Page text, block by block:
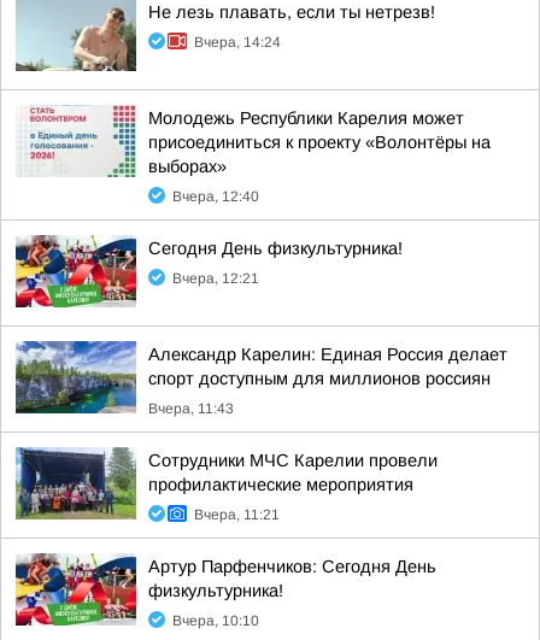
Не лезь плавать, если ты нетрезв!
Вчера, 14:24
Молодежь Республики Карелия может
присоединиться к проекту «Волонтёры на
выборах»
Вчера, 12:40
Сегодня День физкультурника!
Вчера, 12:21
Александр Карелин: Единая Россия делает
спорт доступным для миллионов россиян
Вчера, 11:43
Сотрудники МЧС Карелии провели
профилактические мероприятия
Вчера, 11:21
Артур Парфенчиков: Сегодня День
физкультурника!
Вчера, 10:10